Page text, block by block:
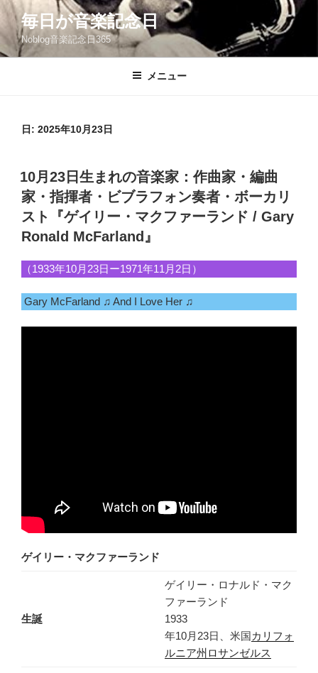
コ
テ
ン
毎日が音楽記念日
Noblog音楽記念日365
メニュー
日: 2025年10月23日
投
稿
日:
10月23日生まれの音楽家：作曲家・編曲
家・指揮者・ビブラフォン奏者・ボーカリ
スト『ゲイリー・マクファーランド / Gary
Ronald McFarland』
（1933年10月23日ー1971年11月2日）
Gary McFarland ♫ And I Love Her ♫
ゲイリー・マクファーランド
生誕
ゲイリー・ロナルド・マク
ファーランド
1933
年10月23日、米国カリフォ
ルニア州 ロサンゼルス